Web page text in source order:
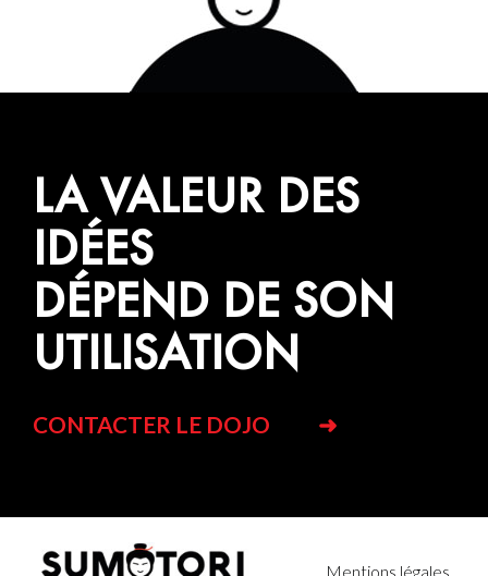
LA VALEUR DES
IDÉES
DÉPEND DE SON
UTILISATION
CONTACTER LE DOJO
Mentions légales